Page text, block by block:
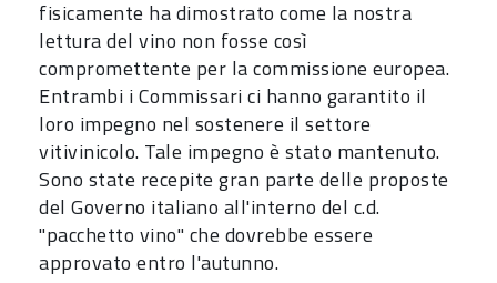
fisicamente ha dimostrato come la nostra
lettura del vino non fosse così
compromettente per la commissione europea.
Entrambi i Commissari ci hanno garantito il
loro impegno nel sostenere il settore
vitivinicolo. Tale impegno è stato mantenuto.
Sono state recepite gran parte delle proposte
del Governo italiano all'interno del c.d.
"pacchetto vino" che dovrebbe essere
approvato entro l'autunno.